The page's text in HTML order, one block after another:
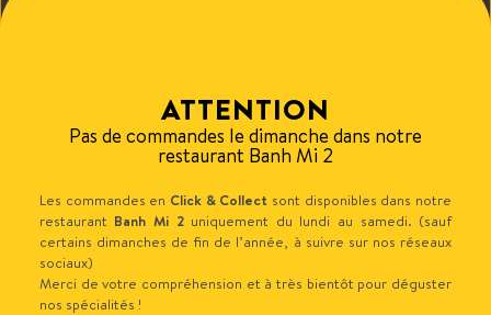
Produits similaires
ATTENTION
Pas de commandes le dimanche dans notre
restaurant Banh Mi 2
Les commandes en Click & Collect sont disponibles dans notre
restaurant Banh Mi 2uniquement du lundi au samedi. (sauf
certains dimanches de fin de l’année, à suivre sur nos réseaux
sociaux)
Merci de votre compréhension et à très bientôt pour déguster
nos spécialités !